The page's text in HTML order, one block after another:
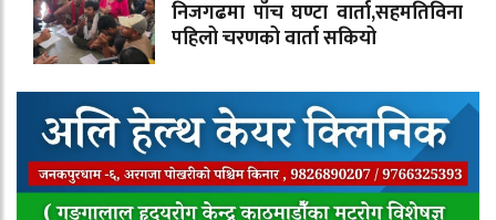
निजगढमा पाँच घण्टा वार्ता,सहमतिविना
पहिलो चरणको वार्ता सकियो